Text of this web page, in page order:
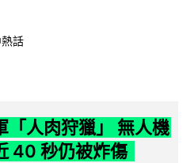
話
「人肉狩獵」 無人機
40 秒仍被炸傷